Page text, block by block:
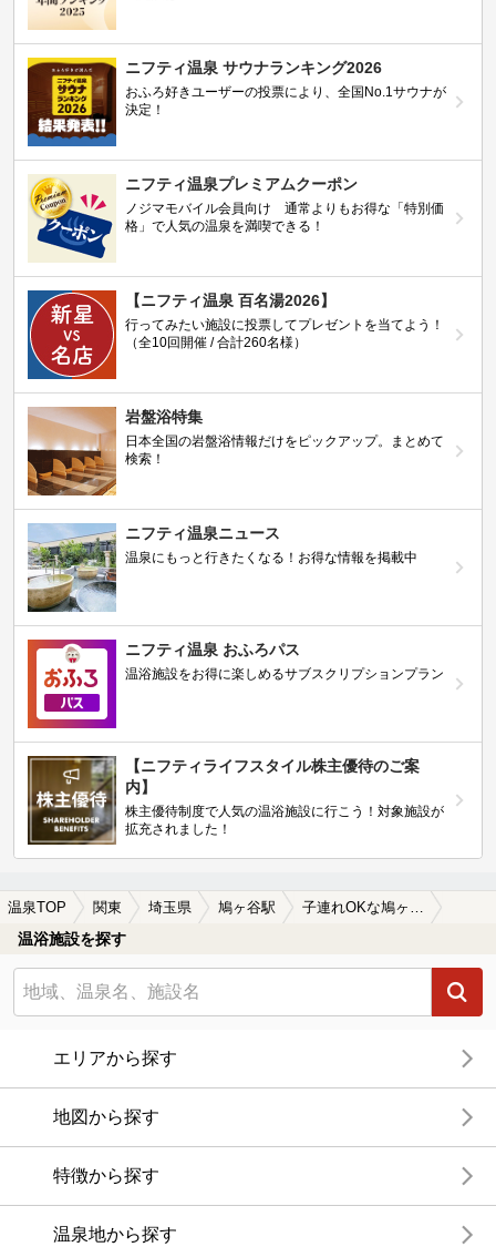
ニフティ温泉 サウナランキング2026
おふろ好きユーザーの投票により、全国No.1サウナが
決定！
ニフティ温泉プレミアムクーポン
ノジマモバイル会員向け 通常よりもお得な「特別価
格」で人気の温泉を満喫できる！
【ニフティ温泉 百名湯2026】
行ってみたい施設に投票してプレゼントを当てよう！
（全10回開催 / 合計260名様）
岩盤浴特集
日本全国の岩盤浴情報だけをピックアップ。まとめて
検索！
ニフティ温泉ニュース
温泉にもっと行きたくなる！お得な情報を掲載中
ニフティ温泉 おふろパス
温浴施設をお得に楽しめるサブスクリプションプラン
【ニフティライフスタイル株主優待のご案
内】
株主優待制度で人気の温浴施設に行こう！対象施設が
拡充されました！
温泉TOP 関東 埼玉県 鳩ヶ谷駅 子連れOKな鳩ヶ谷駅近くの温泉、日帰り温泉、スーパー銭湯おすすめ
温浴施設を探す
エリアから探す
地図から探す
特徴から探す
温泉地から探す